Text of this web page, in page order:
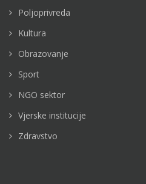
Poljoprivreda
Kultura
Obrazovanje
Sport
NGO sektor
Vjerske institucije
Zdravstvo